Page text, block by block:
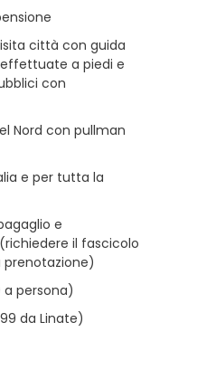
città con guida
a piedi e
con
Nord con pullman
e per tutta la
e
il fascicolo
persona)
da Linate)